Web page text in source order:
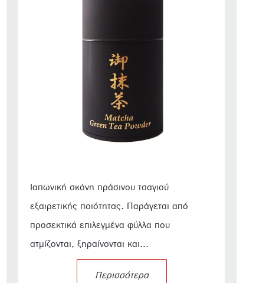
Ιαπωνική σκόνη πράσινου τσαγιού
εξαιρετικής ποιότητας. Παράγεται από
προσεκτικά επιλεγμένα φύλλα που
ατμίζονται, ξηραίνονται και...
Περισσότερα